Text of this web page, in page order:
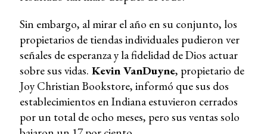
Sin embargo, al mirar el año en su conjunto, los
propietarios de tiendas individuales pudieron ver
señales de esperanza y la fidelidad de Dios actuar
sobre sus vidas. Kevin VanDuyne, propietario de
Joy Christian Bookstore, informó que sus dos
establecimientos en Indiana estuvieron cerrados
por un total de ocho meses, pero sus ventas solo